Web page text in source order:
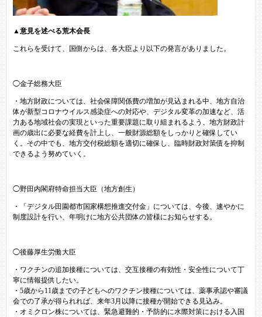
▲意見を述べる荒木会長
これらを受けて、国側からは、各大臣より以下の発言がありました。
◯金子総務大臣
・地方財政については、社会保障関係費の増加が見込まれる中、地方自治
体が新型コロナウイルス感染症への対応や、デジタル変革の加速など、活
力ある地域社会の実現といった重要課題に取り組まれるよう、地方財政計
画の歳出に必要な経費を計上し、一般財源総額をしっかりと確保してい
く。その中でも、地方交付税総額を適切に確保し、臨時財政対策債を抑制
できるよう努めていく。
◯野田内閣府特命担当大臣（地方創生）
・「デジタル田園都市国家構想推進交付金」については、今後、速やかに
制度設計を行い、年明けに地方公共団体の皆様にお知らせする。
◯後藤厚生労働大臣
・ワクチンの追加接種については、交互接種の有効性・安全性について丁
寧に情報提供したい。
・5歳から11歳までの子どもへのワクチン接種については、薬事承認や審議
会での了承が得られれば、来年3月以降に接種が開始できる見込み。
・オミクロン株については、緊急避難的・予防的に水際対策における入国